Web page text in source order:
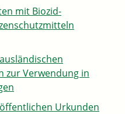
mit Biozid-
zur Verwendung in
Urkunden